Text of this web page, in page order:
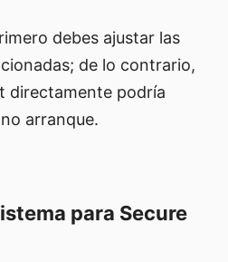
debes ajustar las
de lo contrario,
directamente podría
arranque.
para Secure